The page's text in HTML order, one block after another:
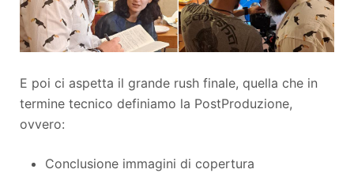
E poi ci aspetta il grande rush finale, quella che in
termine tecnico definiamo la PostProduzione,
ovvero:
Conclusione immagini di copertura